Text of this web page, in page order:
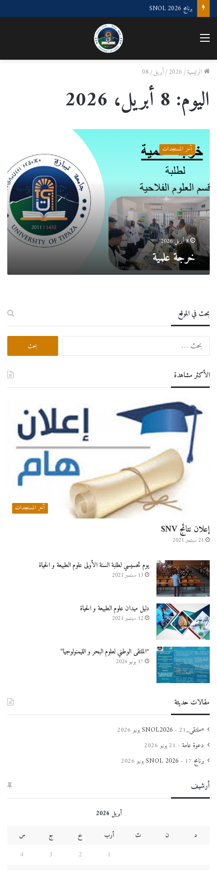
برنامج SNOL 2026
القائمة
الرئيسية/
2026
/أبريل/
08
اليوم: 8 أبريل، 2026
آخر المستجدات
8 أبريل 2026
خرجة علمية
بحث في الموقع
البحث
الأكثر مشاهدة
آخر المستجدات
إعلان نتائج SNV
21 سبتمبر 2021
يوم تحسيسي لطلبة السنة الأولى علوم الطبيعة و الحياة
13 سبتمبر 2021
دليل ميدان علوم الطبيعة و الحياة
12 سبتمبر 2021
“الملتقى الوطني لعلوم البحر و الليمنولوجيا”
17 يونيو 2026
مقالات حديثة
#ملتقى_SNOL202621 يونيو 2026
دعوة عامة 21 يونيو 2026
برنامج SNOL 2026 17 يونيو 2026
أرشيف
أبريل 2026
د
ن ث أرب خ ج
س
1
2
3
4